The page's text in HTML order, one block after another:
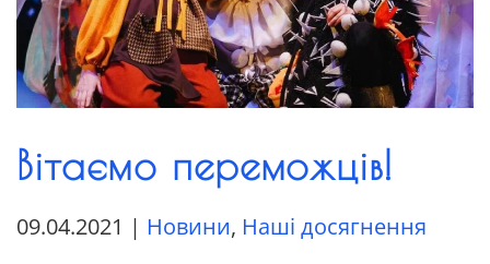
Вітаємо переможців!
09.04.2021 | Новини, Наші досягнення